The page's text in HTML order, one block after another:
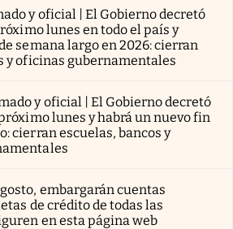
y oficial | El Gobierno decretó
lunes en todo el país y
semana largo en 2026: cierran
y oficinas gubernamentales
y oficial | El Gobierno decretó
lunes y habrá un nuevo fin
cierran escuelas, bancos y
embargarán cuentas
de crédito de todas las
en esta página web